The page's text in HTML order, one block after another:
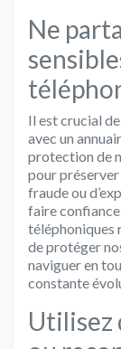
Ne
Il est crucial
avec un
protection de
pour
fraude ou
faire confiance
téléphoniques
de protéger
naviguer en
constante
Utilisez